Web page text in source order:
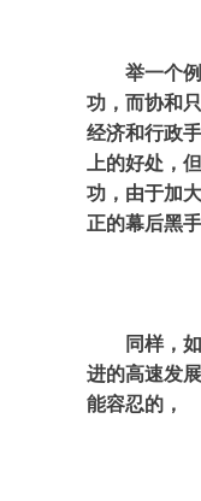
举一个
功，而协和
经济和行政
上的好处，
功，由于加
正的幕后黑
同样，
进的高速发
能容忍的，